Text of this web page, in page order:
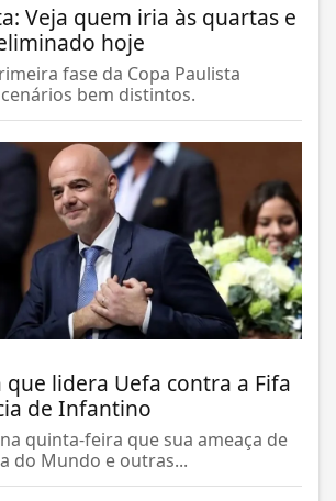
Veja quem iria às quartas e
hoje
fase da Copa Paulista
bem distintos.
lidera Uefa contra a Fifa
de Infantino
quinta-feira que sua ameaça de
do Mundo e outras...